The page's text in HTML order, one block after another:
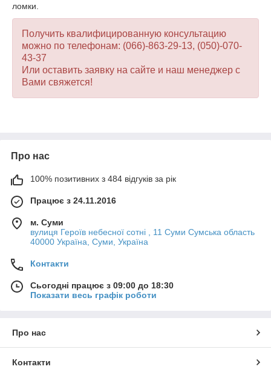
ломки.
Получить квалифицированную консультацию
можно по телефонам: (066)-863-29-13, (050)-070-
43-37
Или оставить заявку на сайте и наш менеджер с
Вами свяжется!
Про нас
100% позитивних з 484 відгуків за рік
Працює з 24.11.2016
м. Суми
вулиця Героїв небесної сотні , 11 Суми Сумська область
40000 Україна, Суми, Україна
Контакти
Сьогодні працює з 09:00 до 18:30
Показати весь графік роботи
Про нас
Контакти